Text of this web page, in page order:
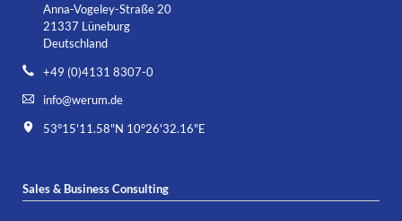
Anna-Vogeley-Straße 20
21337 Lüneburg
Deutschland
+49 (0)4131 8307-0
info@werum.de
53°15'11.58"N 10°26'32.16"E
Sales & Business Consulting